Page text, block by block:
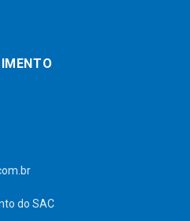
do SAC